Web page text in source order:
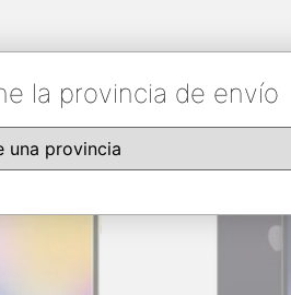
la provincia de envío